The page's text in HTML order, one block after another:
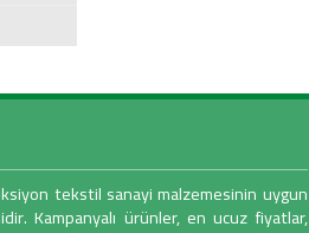
tekstil sanayi malzemesinin uygun
Kampanyalı ürünler, en ucuz fiyatlar,